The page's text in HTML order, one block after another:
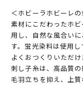
＜ホビーラホビーレの
素材にこだわったホ
用し、自然な風合い
す。蛍光染料は使用
よくおつくりいただけ
刺し子糸は、高品質
毛羽立ちを抑え、上質